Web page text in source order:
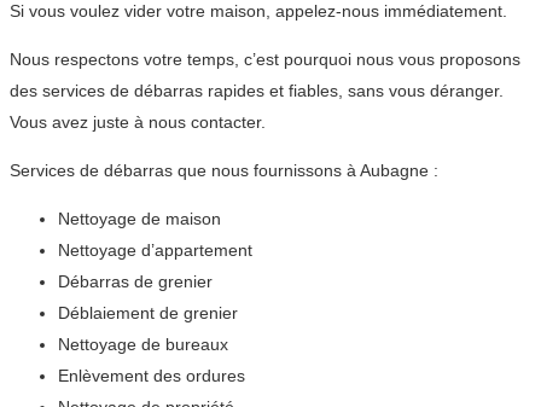
Si vous voulez vider votre maison, appelez-nous immédiatement.
Nous respectons votre temps, c’est pourquoi nous vous proposons
des services de débarras rapides et fiables, sans vous déranger.
Vous avez juste à nous contacter.
Services de débarras que nous fournissons à Aubagne :
Nettoyage de maison
Nettoyage d’appartement
Débarras de grenier
Déblaiement de grenier
Nettoyage de bureaux
Enlèvement des ordures